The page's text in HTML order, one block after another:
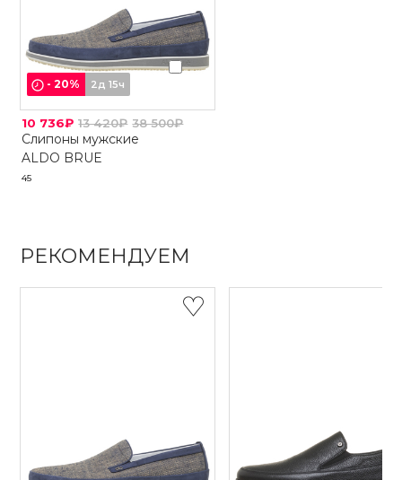
-20% 2д 15ч
10 736₽ 13 420₽ 38 500₽
Слипоны мужские
ALDO BRUE
45
РЕКОМЕНДУЕМ